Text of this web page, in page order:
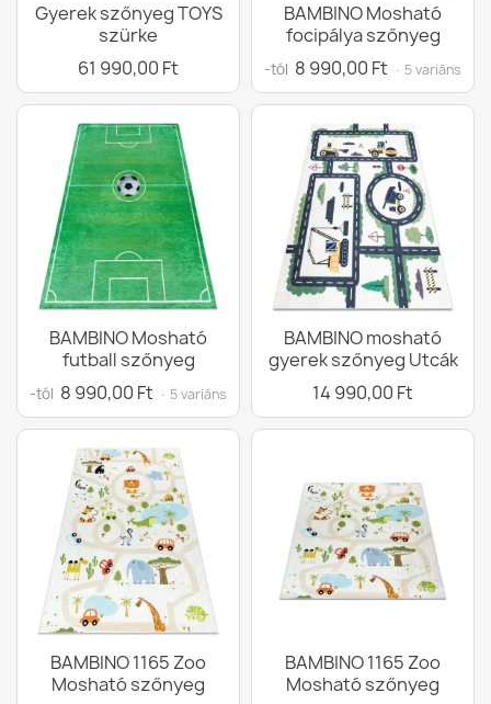
Gyerek szőnyeg TOYS
szürke
61 990,00 Ft
BAMBINO Mosható
focipálya szőnyeg
-tól 8 990,00 Ft · 5 variáns
BAMBINO Mosható
futball szőnyeg
-tól 8 990,00 Ft · 5 variáns
BAMBINO mosható
gyerek szőnyeg Utcák
14 990,00 Ft
BAMBINO 1165 Zoo
Mosható szőnyeg
BAMBINO 1165 Zoo
Mosható szőnyeg